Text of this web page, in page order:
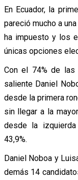
En Ecuador, la
pareció mucho a
ha impuesto y los
únicas opciones
Con el 74% de las
saliente Daniel
desde la primera
sin llegar a la
desde la
43,9%.
Daniel Noboa y
demás 14